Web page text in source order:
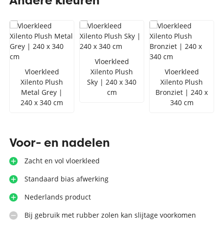
Vloerkleed zwart wit
Toon alles Kleuren
Toon alles Soorten
Toon alles Afmetingen
Toon alles Merken
Vloerkleed
Xilento Plush
Metal Grey |
240 x 340 cm
Vloerkleed
Xilento Plush
Sky | 240 x 340
cm
Vloerkleed
Xilento Plush
Bronziet | 240 x
340 cm
Voor- en nadelen
Zacht en vol vloerkleed
Standaard bias afwerking
Nederlands product
Bij gebruik met rubber zolen kan slijtage voorkomen